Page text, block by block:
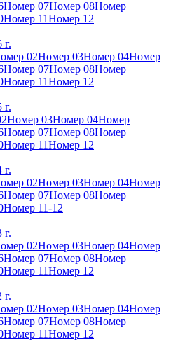
Номер 07Номер 08Номер
Номер 11Номер 12
г.
02Номер 03Номер 04Номер
Номер 07Номер 08Номер
Номер 11Номер 12
г.
Номер 03Номер 04Номер
Номер 07Номер 08Номер
Номер 11Номер 12
г.
02Номер 03Номер 04Номер
Номер 07Номер 08Номер
Номер 11-12
г.
02Номер 03Номер 04Номер
Номер 07Номер 08Номер
Номер 11Номер 12
г.
02Номер 03Номер 04Номер
Номер 07Номер 08Номер
Номер 11Номер 12